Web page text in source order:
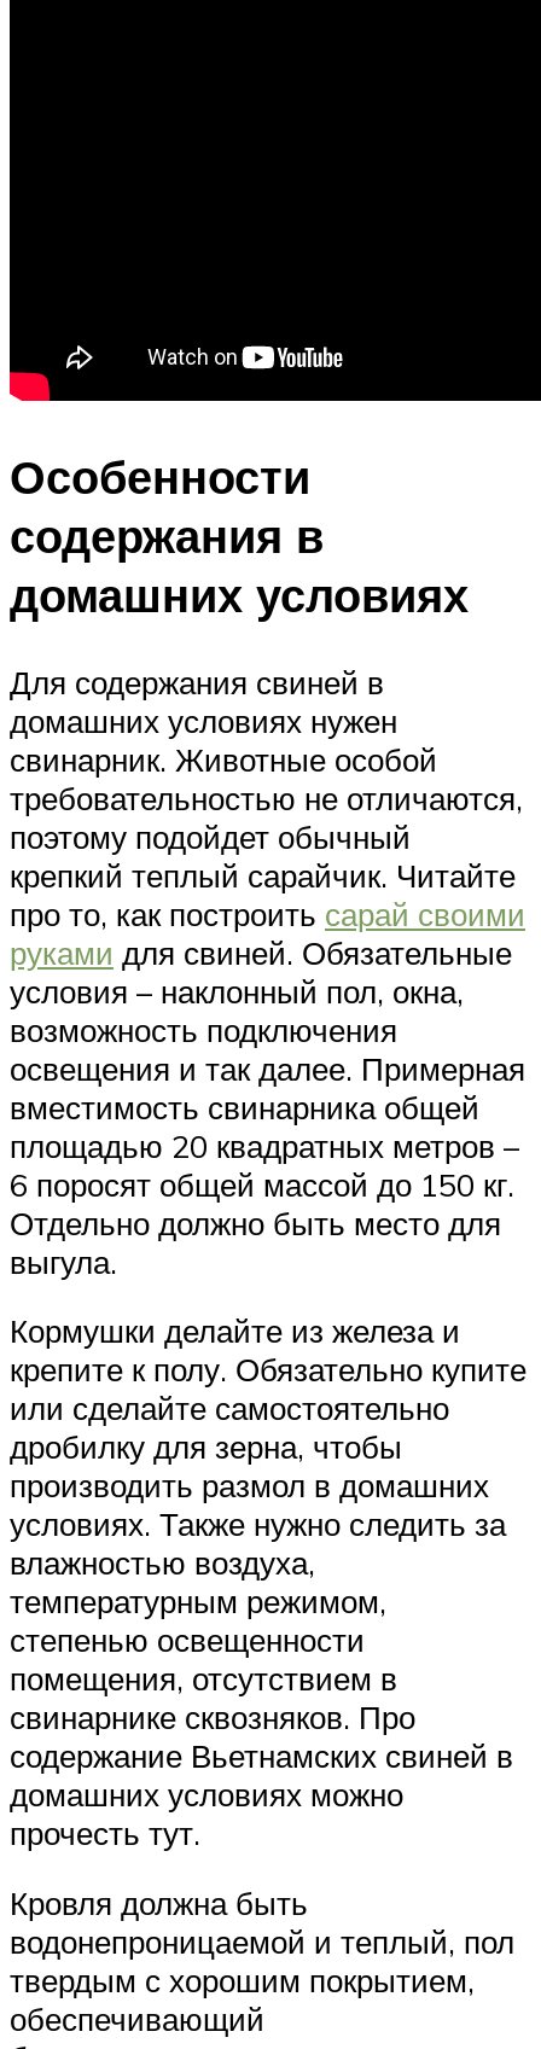
Особенности
содержания в
домашних условиях
Для содержания свиней в
домашних условиях нужен
свинарник. Животные особой
требовательностью не отличаются,
поэтому подойдет обычный
крепкий теплый сарайчик. Читайте
про то, как построить сарай своими
руками для свиней. Обязательные
условия – наклонный пол, окна,
возможность подключения
освещения и так далее. Примерная
вместимость свинарника общей
площадью 20 квадратных метров –
6 поросят общей массой до 150 кг.
Отдельно должно быть место для
выгула.
Кормушки делайте из железа и
крепите к полу. Обязательно купите
или сделайте самостоятельно
дробилку для зерна, чтобы
производить размол в домашних
условиях. Также нужно следить за
влажностью воздуха,
температурным режимом,
степенью освещенности
помещения, отсутствием в
свинарнике сквозняков. Про
содержание Вьетнамских свиней в
домашних условиях можно
прочесть тут.
Кровля должна быть
водонепроницаемой и теплый, пол
твердым с хорошим покрытием,
обеспечивающий